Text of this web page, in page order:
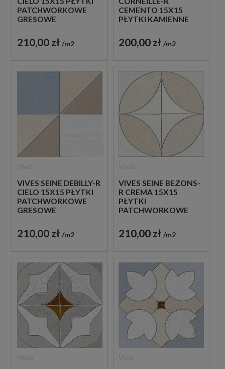
PATCHWORKOWE
GRESOWE
210,00 zł m2
CEMENTO 15X15
PŁYTKI KAMIENNE
200,00 zł m2
VIVES SEINE DEBILLY-R
CIELO 15X15 PŁYTKI
PATCHWORKOWE
GRESOWE
210,00 zł m2
VIVES SEINE BEZONS-
R CREMA 15X15
PŁYTKI
PATCHWORKOWE
210,00 zł m2